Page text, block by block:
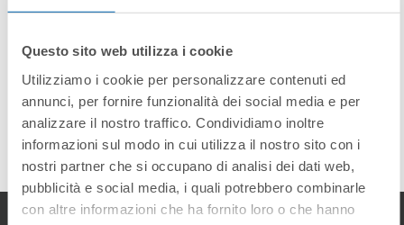
Utilizziamo i cookie per personalizzare contenuti ed
annunci, per fornire funzionalità dei social media e per
analizzare il nostro traffico. Condividiamo inoltre
informazioni sul modo in cui utilizza il nostro sito con i
nostri partner che si occupano di analisi dei dati web,
pubblicità e social media, i quali potrebbero combinarle
con altre informazioni che ha fornito loro o che hanno
raccolto dal suo utilizzo dei loro servizi.
BERYL 2.1 SV